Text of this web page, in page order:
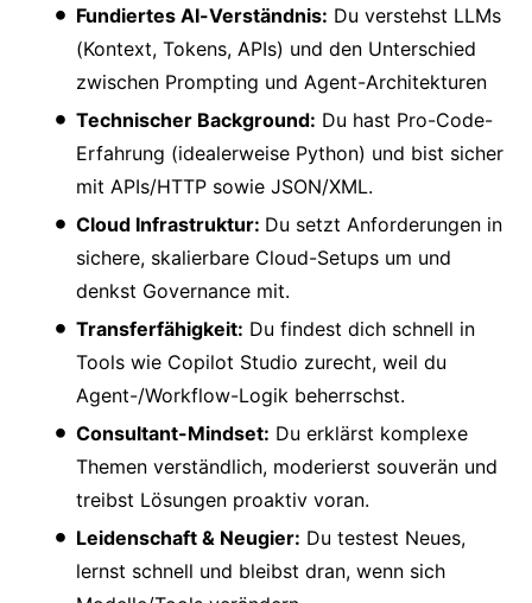
Fundiertes AI-Verständnis: Du verstehst LLMs
(Kontext, Tokens, APIs) und den Unterschied
zwischen Prompting und Agent-Architekturen
Technischer Background: Du hast Pro-Code-
Erfahrung (idealerweise Python) und bist sicher
mit APIs/HTTP sowie JSON/XML.
Cloud Infrastruktur: Du setzt Anforderungen in
sichere, skalierbare Cloud-Setups um und
denkst Governance mit.
Transferfähigkeit: Du findest dich schnell in
Tools wie Copilot Studio zurecht, weil du
Agent-/Workflow-Logik beherrschst.
Consultant-Mindset: Du erklärst komplexe
Themen verständlich, moderierst souverän und
treibst Lösungen proaktiv voran.
Leidenschaft & Neugier: Du testest Neues,
lernst schnell und bleibst dran, wenn sich